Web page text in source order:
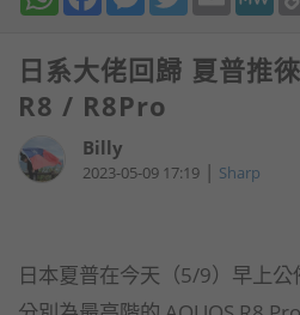
日系大佬回歸 夏普推
R8 / R8Pro
Billy
2023-05-09 17:19 | Sharp
日本夏普在今天（5/9）早上公